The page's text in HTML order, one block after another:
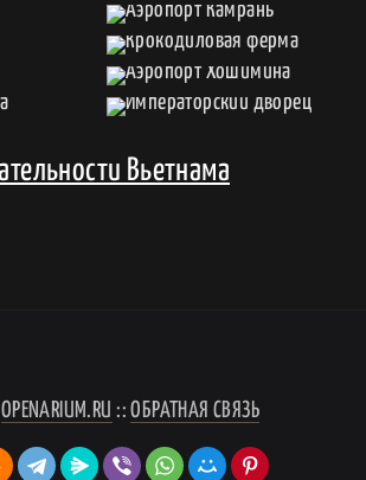
Вьетнама
OPENARIUM.RU ::ОБРАТНАЯ СВЯЗЬ